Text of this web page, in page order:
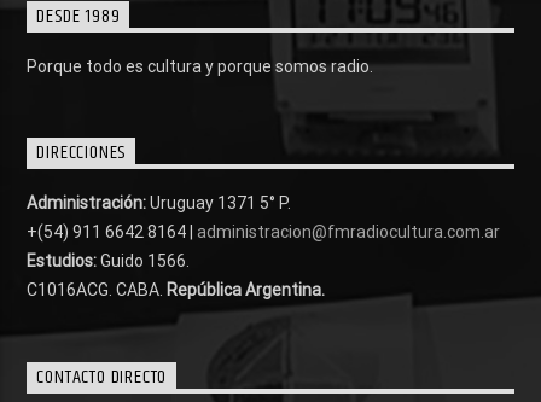
DESDE 1989
Porque todo es cultura y porque somos radio.
DIRECCIONES
Administración:Uruguay 1371 5° P.
+(54) 911 6642 8164 | administracion@fmradiocultura.com.ar
Estudios:Guido 1566.
C1016ACG. CABA. República Argentina.
CONTACTO DIRECTO